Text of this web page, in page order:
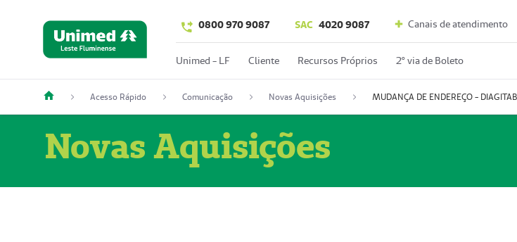
0800 970 9087 SAC 4020 9087 Canais de atendimento
Unimed - LF Cliente Recursos Próprios 2º via de Boleto
Acesso Rápido Comunicação Novas Aquisições
Novas Aquisições